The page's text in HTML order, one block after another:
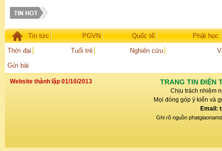
Tin tức PGVN Quốc tế
Phật học
Thời đại
Tuổi trẻ Nghiên cứu
Gửi bài
Website thành lập 01/10/2013 TRANG TIN ĐIỆN
Chịu trách nhiệm
Mọi đóng góp ý kiến và
Email:
Ghi rõ nguồn